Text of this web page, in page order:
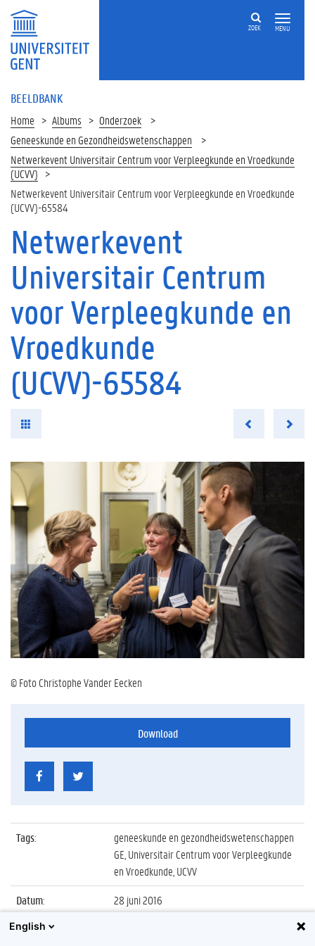
MENU
ZOEK
BEELDBANK
Home Albums
Onderzoek
Geneeskunde en Gezondheidswetenschappen
Netwerkevent Universitair Centrum voor Verpleegkunde en Vroedkunde
(UCVV)
Netwerkevent Universitair Centrum voor Verpleegkunde en Vroedkunde
(UCVV)-65584
Netwerkevent
Universitair Centrum
voor Verpleegkunde en
Vroedkunde
(UCVV)-65584
© Foto Christophe Vander Eecken
Download
Tags:
geneeskunde en gezondheidswetenschappen
GE, Universitair Centrum voor Verpleegkunde
en Vroedkunde, UCVV
Datum:
28 juni 2016
Identificatienummer
English